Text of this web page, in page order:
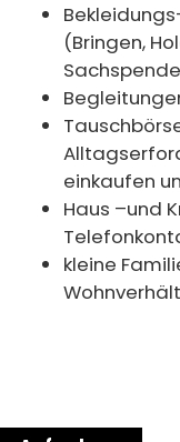
(Bringen,
einkaufen
Haus –und
kleine